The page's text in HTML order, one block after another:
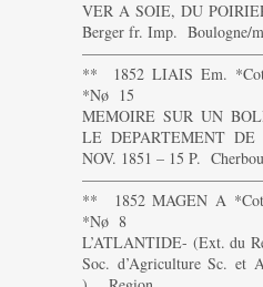
VER A SOIE, DU
Berger fr. Imp. Boulogne/
** 1852 LIAIS Em.
*Nø 15
MEMOIRE SUR UN
LE DEPARTEMENT
NOV. 1851 – 15 P.
** 1852 MAGEN A
*Nø 8
L’ATLANTIDE- (Ext. du
Soc. d’Agriculture Sc. et